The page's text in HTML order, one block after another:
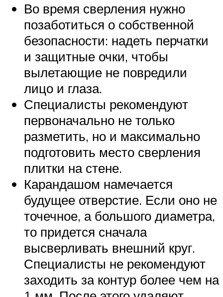
Во время сверления нужно
позаботиться о собственной
безопасности: надеть перчатки
и защитные очки, чтобы
вылетающие не повредили
лицо и глаза.
Специалисты рекомендуют
первоначально не только
разметить, но и максимально
подготовить место сверления
плитки на стене.
Карандашом намечается
будущее отверстие. Если оно не
точечное, а большого диаметра,
то придется сначала
высверливать внешний круг.
Специалисты не рекомендуют
заходить за контур более чем на